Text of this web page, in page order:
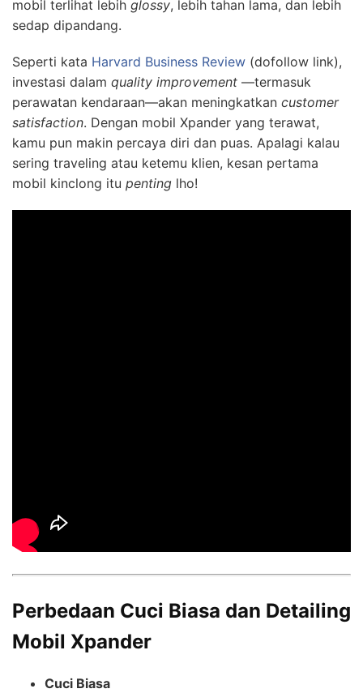
mobil terlihat lebih glossy, lebih tahan lama, dan lebih
sedap dipandang.
Seperti kata Harvard Business Review (dofollow link),
investasi dalam quality improvement —termasuk
perawatan kendaraan—akan meningkatkan customer
satisfaction. Dengan mobil Xpander yang terawat,
kamu pun makin percaya diri dan puas. Apalagi kalau
sering traveling atau ketemu klien, kesan pertama
mobil kinclong itu penting lho!
Perbedaan Cuci Biasa dan Detailing
Mobil Xpander
Cuci Biasa